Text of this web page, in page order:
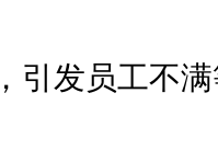
引发员工不